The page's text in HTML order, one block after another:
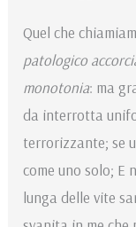
Quel che
patologico
monotonia: ma
da interrotta
terrorizzante; se
come uno solo; E
lunga delle vite